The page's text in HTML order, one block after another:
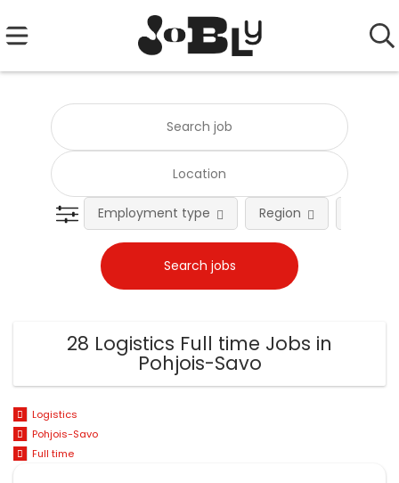
Employment type Region
28 Logistics Full time Jobs in
Pohjois-Savo
Logistics
Pohjois-Savo
Full time